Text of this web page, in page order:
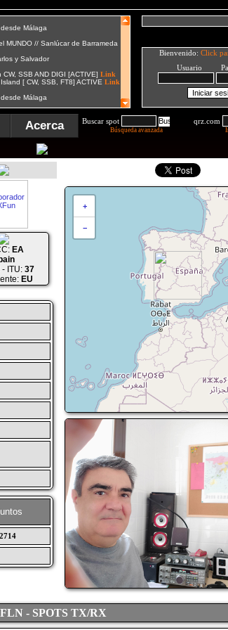
Bienvenido: Click
Usuario
Acerca Buscar spot
Búsqueda avanzada
qrz.com
+
−
EA
- ITU: 37
EU
2714
- SPOTS TX/RX